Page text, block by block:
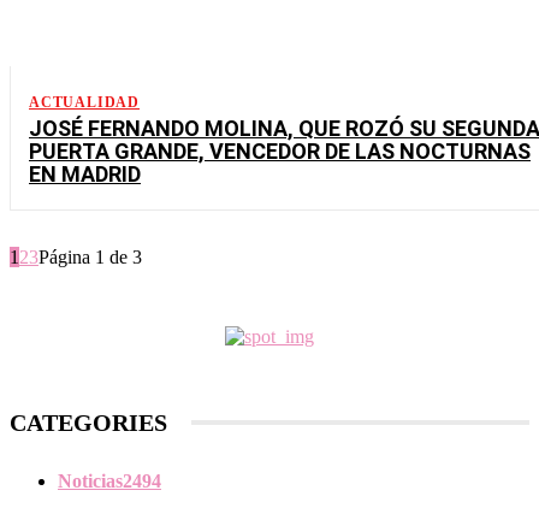
ACTUALIDAD
JOSÉ FERNANDO MOLINA, QUE ROZÓ SU SEGUNDA
PUERTA GRANDE, VENCEDOR DE LAS NOCTURNAS
EN MADRID
1 23Página 1 de 3
CATEGORIES
Noticias2494